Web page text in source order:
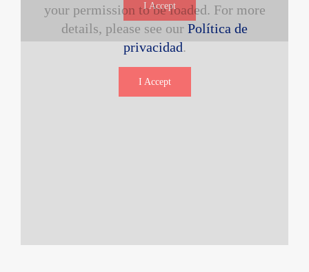
I Accept
your permission to be loaded. For more
details, please see our Política de
privacidad.
I Accept